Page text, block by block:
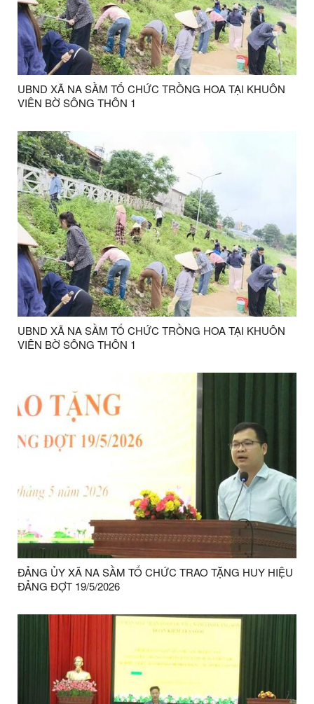
UBND XÃ NA SẦM TỔ CHỨC TRỒNG HOA TẠI KHUÔN
VIÊN BỜ SÔNG THÔN 1
UBND XÃ NA SẦM TỔ CHỨC TRỒNG HOA TẠI KHUÔN
VIÊN BỜ SÔNG THÔN 1
ĐẢNG ỦY XÃ NA SẦM TỔ CHỨC TRAO TẶNG HUY HIỆU
ĐẢNG ĐỢT 19/5/2026